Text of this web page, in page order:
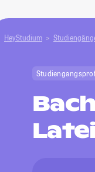
HeyStudium